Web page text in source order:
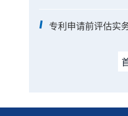
专利申请前评估实